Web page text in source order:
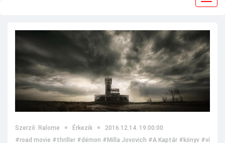
Szerző: Ralome Érkezik
2016.12.14. 19:00:00
#road movie #thriller #démon #Milla Jovovich #A Kaptár #könyv #vírus